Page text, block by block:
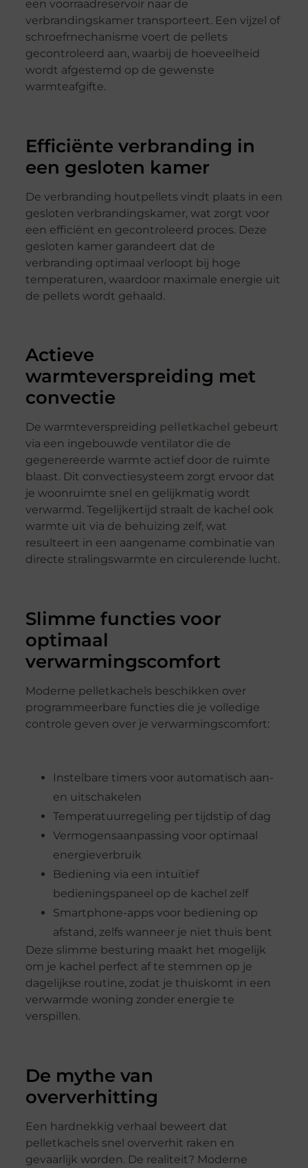
een voorraadreservoir naar de
verbrandingskamer transporteert. Een vijzel of
schroefmechanisme voert de pellets
gecontroleerd aan, waarbij de hoeveelheid
wordt afgestemd op de gewenste
warmteafgifte.
Efficiënte verbranding in
een gesloten kamer
De verbranding houtpellets vindt plaats in een
gesloten verbrandingskamer, wat zorgt voor
een efficiënt en gecontroleerd proces. Deze
gesloten kamer garandeert dat de
verbranding optimaal verloopt bij hoge
temperaturen, waardoor maximale energie uit
de pellets wordt gehaald.
Actieve
warmteverspreiding met
convectie
De warmteverspreiding pelletkachel gebeurt
via een ingebouwde ventilator die de
gegenereerde warmte actief door de ruimte
blaast. Dit convectiesysteem zorgt ervoor dat
je woonruimte snel en gelijkmatig wordt
verwarmd. Tegelijkertijd straalt de kachel ook
warmte uit via de behuizing zelf, wat
resulteert in een aangename combinatie van
directe stralingswarmte en circulerende lucht.
Slimme functies voor
optimaal
verwarmingscomfort
Moderne pelletkachels beschikken over
programmeerbare functies die je volledige
controle geven over je verwarmingscomfort:
Instelbare timers voor automatisch aan-
en uitschakelen
Temperatuurregeling per tijdstip of dag
Vermogensaanpassing voor optimaal
energieverbruik
Bediening via een intuïtief
bedieningspaneel op de kachel zelf
Smartphone-apps voor bediening op
afstand, zelfs wanneer je niet thuis bent
Deze slimme besturing maakt het mogelijk
om je kachel perfect af te stemmen op je
dagelijkse routine, zodat je thuiskomt in een
verwarmde woning zonder energie te
verspillen.
De mythe van
oververhitting
Een hardnekkig verhaal beweert dat
pelletkachels snel oververhit raken en
gevaarlijk worden. De realiteit? Moderne